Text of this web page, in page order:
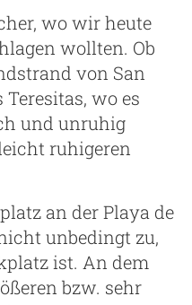
wo wir heute
wollten. Ob
von San
wo es
und unruhig
ruhigeren
an der Playa de
unbedingt zu,
ist. An dem
bzw. sehr